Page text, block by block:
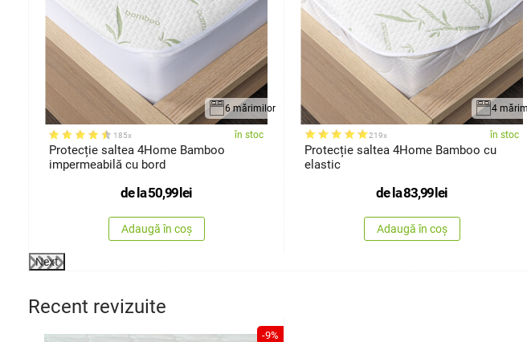
6 mărimilor
185x în stoc
Protecție saltea 4Home Bamboo
impermeabilă cu bord
de la50,99lei
Adaugă în coș
4
219x în stoc
Protecție saltea 4Home Bamboo cu
elastic
de la83,99lei
Adaugă în coș
Next
Recent revizuite
-9%